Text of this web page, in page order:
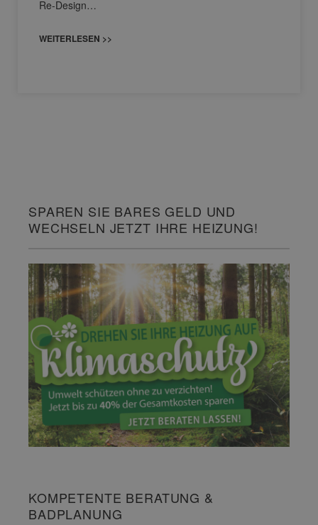
Re-Design…
WEITERLESEN >>
SPAREN SIE BARES GELD UND
WECHSELN JETZT IHRE HEIZUNG!
KOMPETENTE BERATUNG &
BADPLANUNG